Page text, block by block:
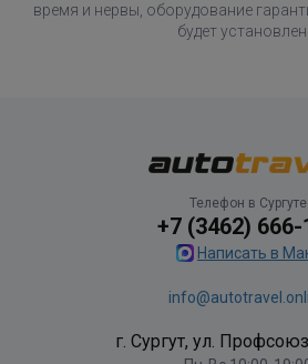
время и нервы, оборудование
будет
Телефон в Сургуте
+7 (3462) 666-
Написать в
г. Сургут, ул.